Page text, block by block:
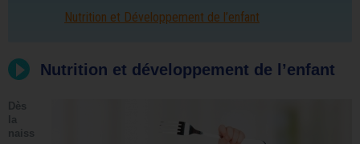
Nutrition et Développement de l’enfant
Nutrition et développement de l’enfant
Dès
la
naiss